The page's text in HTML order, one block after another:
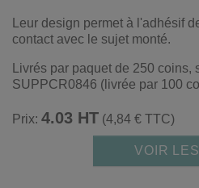
Leur design permet à l'adhésif
contact avec le sujet monté.
Livrés par paquet de 250 coins,
SUPPCR0846 (livrée par 100
Prix: 4.03 HT (4,84 € TTC)
VOIR